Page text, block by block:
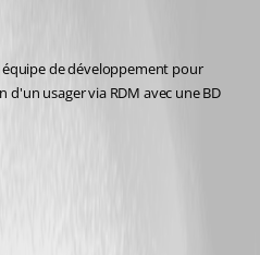
de développement pour
d'un usager via RDM avec une BD